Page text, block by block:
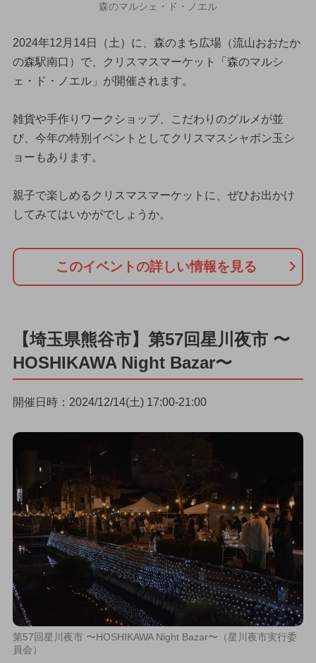
森のマルシェ・ド・ノエル
2024年12月14日（土）に、森のまち広場（流山おおたか
の森駅南口）で、クリスマスマーケット「森のマルシ
ェ・ド・ノエル」が開催されます。
雑貨や手作りワークショップ、こだわりのグルメが並
び、今年の特別イベントとしてクリスマスシャボン玉シ
ョーもあります。
親子で楽しめるクリスマスマーケットに、ぜひお出かけ
してみてはいかがでしょうか。
このイベントの詳しい情報を見る
【埼玉県熊谷市】第57回星川夜市 〜
HOSHIKAWA Night Bazar〜
開催日時：2024/12/14(土) 17:00-21:00
第57回星川夜市 〜HOSHIKAWA Night Bazar〜（星川夜市実行委
員会）